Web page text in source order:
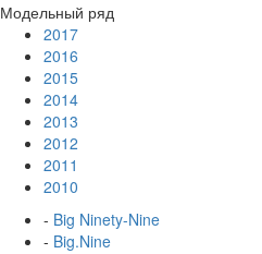
Модельный ряд
2017
2016
2015
2014
2013
2012
2011
2010
- Big Ninety-Nine
- Big.Nine